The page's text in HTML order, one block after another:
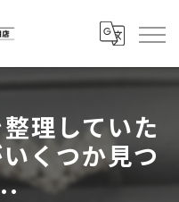
理していた
くつか見つ